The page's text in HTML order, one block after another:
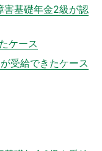
害基礎年金2級が認
ケース
受給できたケース